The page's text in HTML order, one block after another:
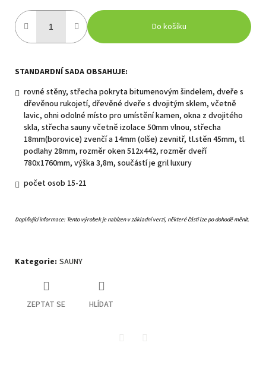
Do košíku
STANDARDNÍ SADA OBSAHUJE:
rovné stěny, střecha pokryta bitumenovým šindelem, dveře s
dřevěnou rukojetí, dřevěné dveře s dvojitým sklem, včetně
lavic, ohni odolné místo pro umístění kamen, okna z dvojitého
skla, střecha sauny včetně izolace 50mm vlnou, střecha
18mm(borovice) zvenčí a 14mm (olše) zevnitř, tl.stěn 45mm, tl.
podlahy 28mm, rozměr oken 512x442, rozměr dveří
780x1760mm, výška 3,8m, součástí je gril luxury
počet osob 15-21
Doplňující informace: Tento výrobek je nabízen v základní verzi, některé části lze po dohodě měnit.
Kategorie: SAUNY
ZEPTAT SE HLÍDAT